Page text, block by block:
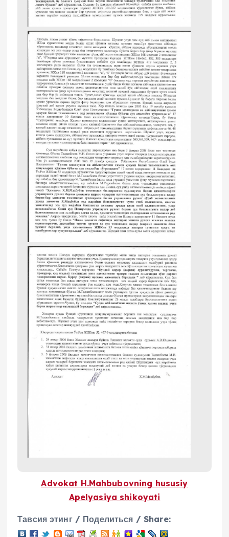
Advokat H.Mahbubovning hususiy
Apelyasiya shikoyati
Тавсия этинг / Поделиться / Share: